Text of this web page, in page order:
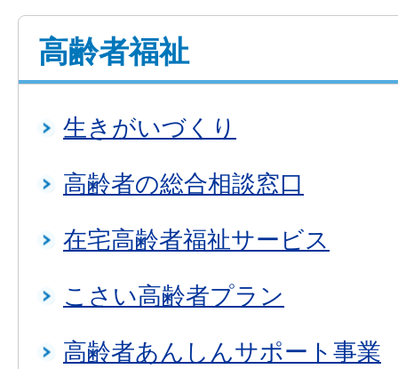
高齢者福祉
生きがいづくり
高齢者の総合相談窓口
在宅高齢者福祉サービス
こさい高齢者プラン
高齢者あんしんサポート事業